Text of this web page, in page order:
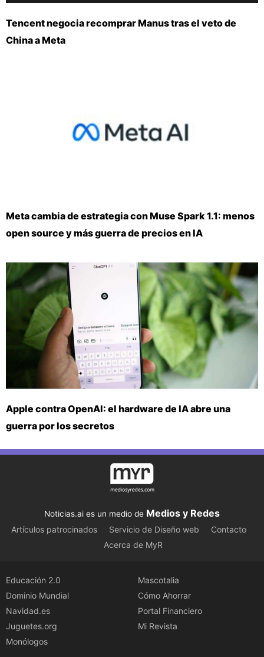
Tencent negocia recomprar Manus tras el veto de
China a Meta
Meta cambia de estrategia con Muse Spark 1.1: menos
open source y más guerra de precios en IA
Apple contra OpenAI: el hardware de IA abre una
guerra por los secretos
Noticias.ai es un medio de Medios y Redes
Artículos patrocinados Servicio de Diseño web
Contacto
Acerca de MyR
Educación 2.0
Dominio Mundial
Navidad.es
Juguetes.org
Monólogos
Mascotalia
Cómo Ahorrar
Portal Financiero
Mi Revista